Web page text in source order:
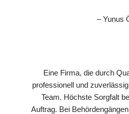
– Yunus
Eine Firma, die durch
professionell und
Team. Höchste Sorgfalt
Auftrag. Bei